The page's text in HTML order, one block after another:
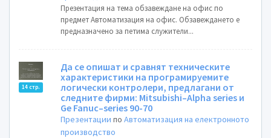
Презентация на тема обзавеждане на офис по
предмет Автоматизация на офис. Обзавеждането е
предназначено за петима служители...
14 стр.
Да се опишат и сравнят техническите
характеристики на програмируемите
логически контролери, предлагани от
следните фирми: Mitsubishi–Alpha series и
Ge Fanuc–series 90-70
Презентации поАвтоматизация на електронното
производство